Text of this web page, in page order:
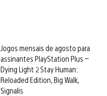
Jogos mensais de agosto para
assinantes PlayStation Plus –
Dying Light 2 Stay Human:
Reloaded Edition, Big Walk,
Signalis